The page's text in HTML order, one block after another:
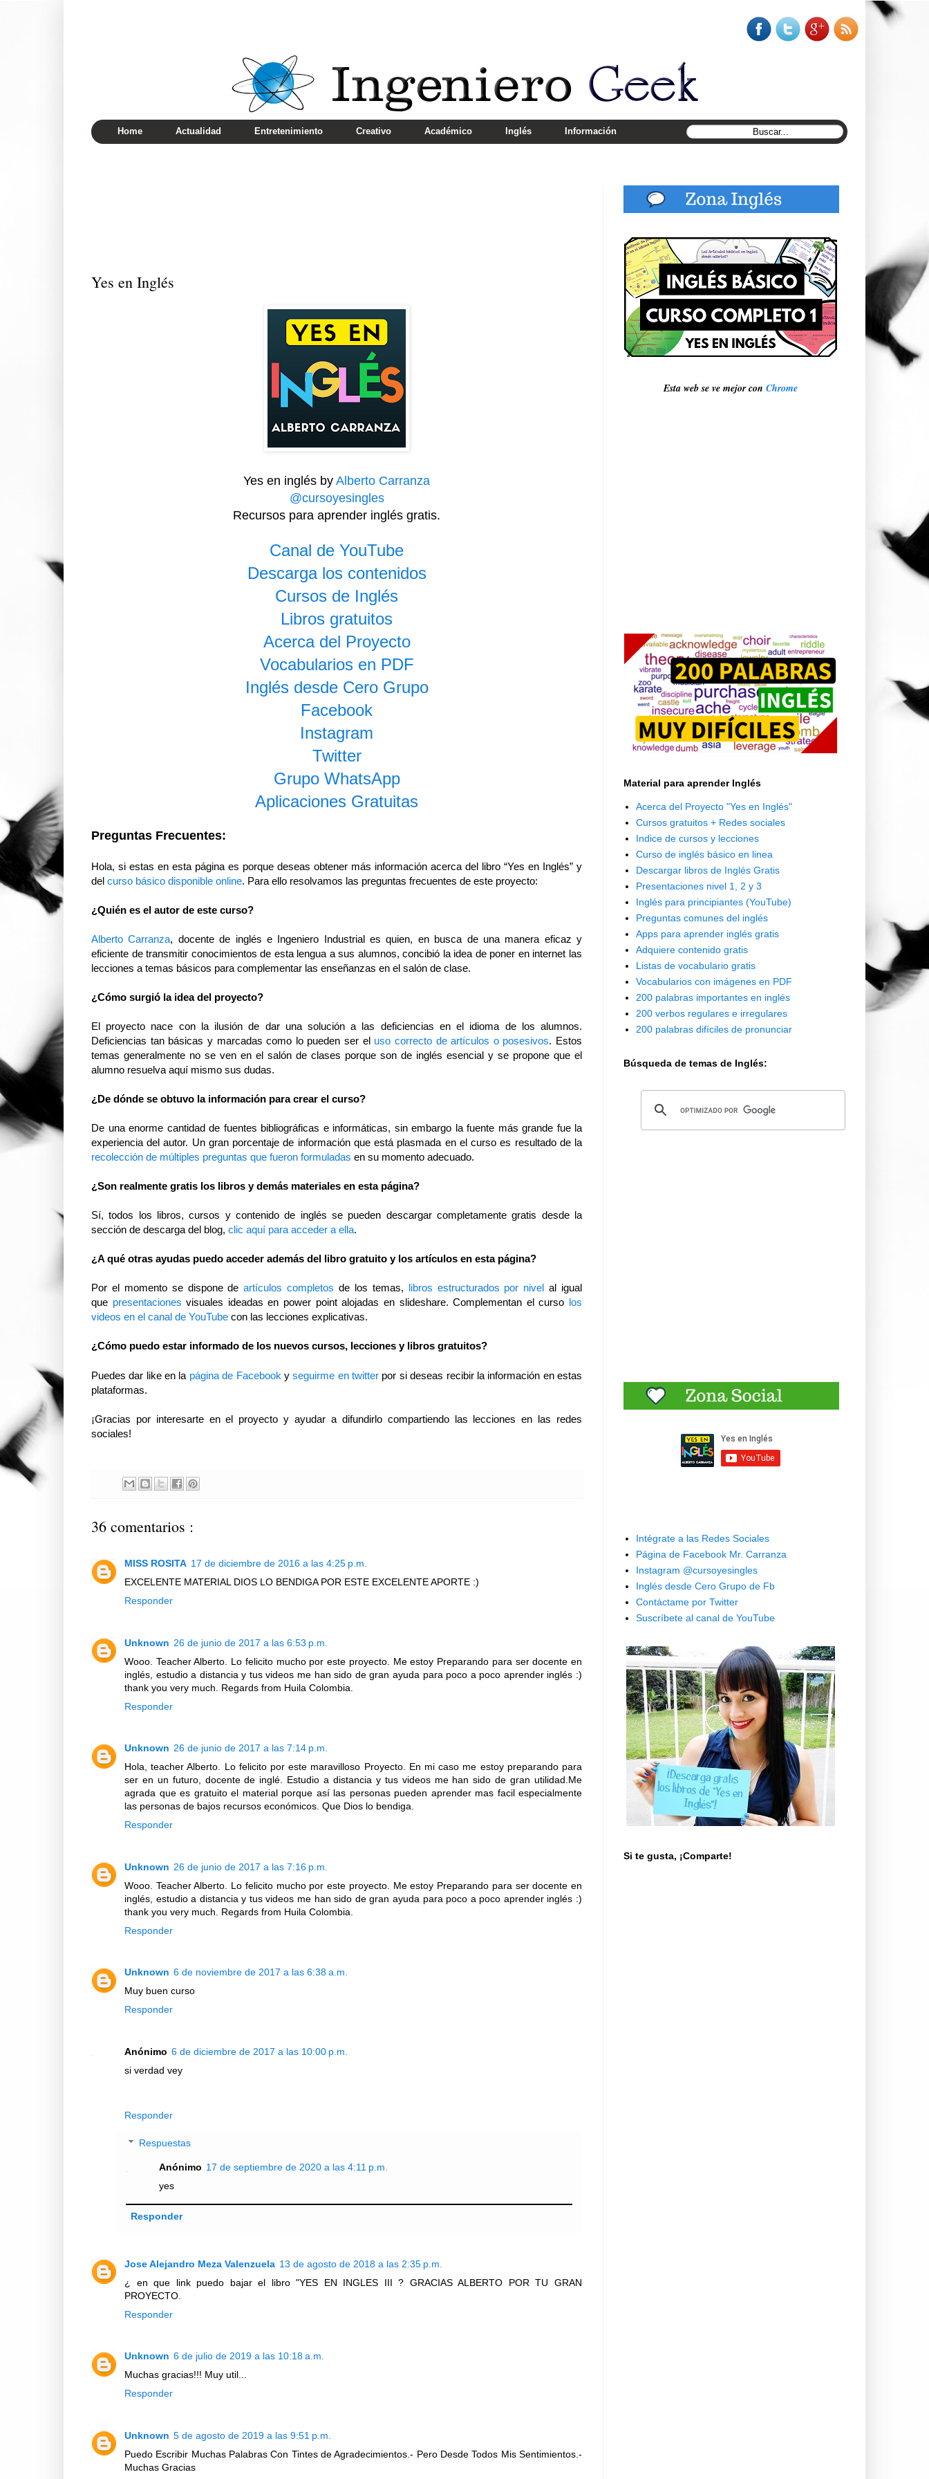
Home Actualidad Entretenimiento Creativo Académico Inglés Información
Yes en Inglés
Yes en inglés by Alberto Carranza
@cursoyesingles
Recursos para aprender inglés gratis.
Canal de YouTube
Descarga los contenidos
Cursos de Inglés
Libros gratuitos
Acerca del Proyecto
Vocabularios en PDF
Inglés desde Cero Grupo
Facebook
Instagram
Twitter
Grupo WhatsApp
Aplicaciones Gratuitas
Preguntas Frecuentes:
Hola, si estas en esta página es porque deseas obtener más información acerca del libro “Yes en Inglés” y
del curso básico disponible online. Para ello resolvamos las preguntas frecuentes de este proyecto:
¿Quién es el autor de este curso?
Alberto Carranza, docente de inglés e Ingeniero Industrial es quien, en busca de una manera eficaz y
eficiente de transmitir conocimientos de esta lengua a sus alumnos, concibió la idea de poner en internet las
lecciones a temas básicos para complementar las enseñanzas en el salón de clase.
¿Cómo surgió la idea del proyecto?
El proyecto nace con la ilusión de dar una solución a las deficiencias en el idioma de los alumnos.
Deficiencias tan básicas y marcadas como lo pueden ser el uso correcto de artículos o posesivos. Estos
temas generalmente no se ven en el salón de clases porque son de inglés esencial y se propone que el
alumno resuelva aquí mismo sus dudas.
¿De dónde se obtuvo la información para crear el curso?
De una enorme cantidad de fuentes bibliográficas e informáticas, sin embargo la fuente más grande fue la
experiencia del autor. Un gran porcentaje de información que está plasmada en el curso es resultado de la
recolección de múltiples preguntas que fueron formuladas en su momento adecuado.
¿Son realmente gratis los libros y demás materiales en esta página?
Sí, todos los libros, cursos y contenido de inglés se pueden descargar completamente gratis desde la
sección de descarga del blog, clic aquí para acceder a ella.
¿A qué otras ayudas puedo acceder además del libro gratuito y los artículos en esta página?
Por el momento se dispone deartículos completos de los temas, libros estructurados por nivel al igual
que presentaciones visuales ideadas en power point alojadas en slideshare. Complementan el curso los
videos en el canal de YouTube con las lecciones explicativas.
¿Cómo puedo estar informado de los nuevos cursos, lecciones y libros gratuitos?
Puedes dar like en la página de Facebook yseguirme en twitter por si deseas recibir la información en estas
plataformas.
¡Gracias por interesarte en el proyecto y ayudar a difundirlo compartiendo las lecciones en las redes
sociales!
36 comentarios :
MISS ROSITA 17 de diciembre de 2016 a las 4:25 p.m.
EXCELENTE MATERIAL DIOS LO BENDIGA POR ESTE EXCELENTE APORTE :)
Responder
Unknown 26 de junio de 2017 a las 6:53 p.m.
Wooo. Teacher Alberto. Lo felicito mucho por este proyecto. Me estoy Preparando para ser docente en
inglés, estudio a distancia y tus videos me han sido de gran ayuda para poco a poco aprender inglés :)
thank you very much. Regards from Huila Colombia.
Responder
Unknown 26 de junio de 2017 a las 7:14 p.m.
Hola, teacher Alberto. Lo felicito por este maravilloso Proyecto. En mi caso me estoy preparando para
ser en un futuro, docente de inglé. Estudio a distancia y tus videos me han sido de gran utilidad.Me
agrada que es gratuito el material porque así las personas pueden aprender mas facil especialmente
las personas de bajos recursos económicos. Que Dios lo bendiga.
Responder
Unknown 26 de junio de 2017 a las 7:16 p.m.
Wooo. Teacher Alberto. Lo felicito mucho por este proyecto. Me estoy Preparando para ser docente en
inglés, estudio a distancia y tus videos me han sido de gran ayuda para poco a poco aprender inglés :)
thank you very much. Regards from Huila Colombia.
Responder
Unknown 6 de noviembre de 2017 a las 6:38 a.m.
Muy buen curso
Responder
Anónimo 6 de diciembre de 2017 a las 10:00 p.m.
si verdad vey
Responder
Respuestas
Anónimo 17 de septiembre de 2020 a las 4:11 p.m.
yes
Responder
Jose Alejandro Meza Valenzuela 13 de agosto de 2018 a las 2:35 p.m.
¿ en que link puedo bajar el libro "YES EN INGLES III ? GRACIAS ALBERTO POR TU GRAN
PROYECTO.
Responder
Unknown 6 de julio de 2019 a las 10:18 a.m.
Muchas gracias!!! Muy util...
Responder
Unknown 5 de agosto de 2019 a las 9:51 p.m.
Puedo Escribir Muchas Palabras Con Tintes de Agradecimientos.- Pero Desde Todos Mis Sentimientos.-
Muchas Gracias
Esta web se ve mejor con Chrome
Material para aprender Inglés
Acerca del Proyecto "Yes en Inglés"
Cursos gratuitos + Redes sociales
Indice de cursos y lecciones
Curso de inglés básico en linea
Descargar libros de Inglés Gratis
Presentaciones nivel 1, 2 y 3
Inglés para principiantes (YouTube)
Preguntas comunes del inglés
Apps para aprender inglés gratis
Adquiere contenido gratis
Listas de vocabulario gratis
Vocabularios con imágenes en PDF
200 palabras importantes en inglés
200 verbos regulares e irregulares
200 palabras difíciles de pronunciar
Búsqueda de temas de Inglés:
Intégrate a las Redes Sociales
Página de Facebook Mr. Carranza
Instagram @cursoyesingles
Inglés desde Cero Grupo de Fb
Contáctame por Twitter
Suscríbete al canal de YouTube
Si te gusta, ¡Comparte!